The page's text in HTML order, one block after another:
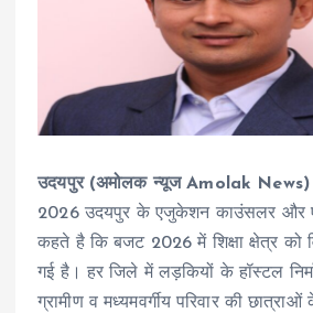
उदयपुर (अमोलक न्यूज Amolak
2026 उदयपुर के एजुकेशन काउंसलर और
कहते है कि बजट 2026 में शिक्षा क्षेत्र को
गई है। हर जिले में लड़कियों के हॉस्टल
ग्रामीण व मध्यमवर्गीय परिवार की